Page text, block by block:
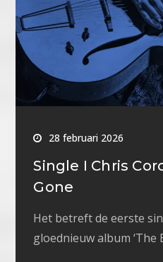
28 februari 2026
Single I Chris
Gone
Het betreft de eerste
gloednieuw album ‘The